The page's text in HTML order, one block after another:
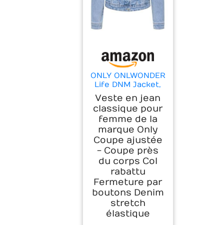
ONLY ONLWONDER
Life DNM Jacket,
Bleu Jeans Clair, M
Femmes
Veste en jean
classique pour
femme de la
marque Only
Coupe ajustée
- Coupe près
du corps Col
rabattu
Fermeture par
boutons Denim
stretch
élastique